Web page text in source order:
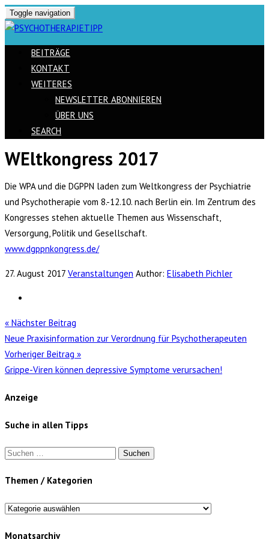
Toggle navigation
BEITRÄGE
KONTAKT
WEITERES
NEWSLETTER ABONNIEREN
ÜBER UNS
SEARCH
Skip
content
WEltkongress 2017
Die WPA und die DGPPN laden zum Weltkongress der Psychiatrie
und Psychotherapie vom 8.-12.10. nach Berlin ein. Im Zentrum des
Kongresses stehen aktuelle Themen aus Wissenschaft,
Versorgung, Politik und Gesellschaft.
www.dgppnkongress.de/
27. August 2017 Veranstaltungen Author: Elisabeth Pichler
« Nächster Beitrag
Neue Praxisinformation zur Verordnung für Psychotherapeuten
Vorheriger Beitrag »
Grippe-Viren können depressive Symptome verursachen!
Anzeige
Suche in allen Tipps
Suchen
Themen / Kategorien
Themen
Monatsarchiv